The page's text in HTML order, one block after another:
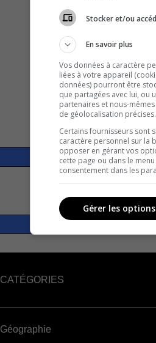
CATÉGORIES
Géographie
Stocker et/ou
En savoir plus
Vos données à caractère
liées à votre appareil
données) pourront être
que partagées avec lui, ou
partenaires et nous-
de géolocalisation précises.
Certains fournisseurs sont
caractère personnel sur la
opposer en gérant vos
cette page ou dans le
consentement dans les
Gérer les options